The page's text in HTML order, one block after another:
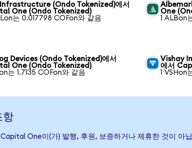
Infrastructure (Ondo Tokenized)에서
One (Ondo Tokenized)
는 0.017798 COFon와 같음
One
1 ALBon
Devices (Ondo Tokenized)에서
One (Ondo Tokenized)
는 1.7135 COFon와 같음
Vishay
에서
1 VSHon
항
One이(가) 발행, 후원, 보증하거나 제휴한 것이 아